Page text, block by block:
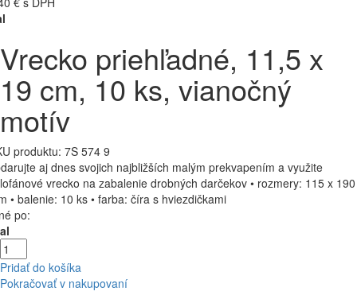
Vrecko priehľadné, 11,5 x
19 cm, 10 ks, vianočný
motív
produktu: 7S 574 9
aj dnes svojich najbližších malým prekvapením a využite
vrecko na zabalenie drobných darčekov • rozmery: 115 x 190
• balenie: 10 ks • farba: číra s hviezdičkami
po:
Pridať do košíka
Pokračovať v nakupovaní